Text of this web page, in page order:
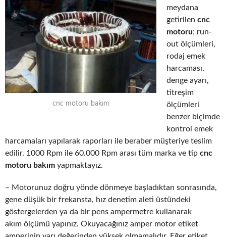
cnc motoru bakım
meydana
getirilen cnc
motoru; run-
out ölçümleri,
rodaj emek
harcaması,
denge ayarı,
titreşim
ölçümleri
benzer biçimde
kontrol emek
harcamaları yapılarak raporları ile beraber müşteriye teslim
edilir. 1000 Rpm ile 60.000 Rpm arası tüm marka ve tip cnc
motoru bakım yapmaktayız.
– Motorunuz doğru yönde dönmeye başladıktan sonrasında,
gene düşük bir frekansta, hız denetim aleti üstündeki
göstergelerden ya da bir pens ampermetre kullanarak
akım ölçümü yapınız. Okuyacağınız amper motor etiket